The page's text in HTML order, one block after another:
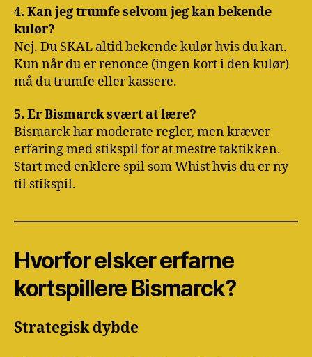
4. Kan jeg trumfe selvom jeg kan bekende
kulør?
Nej. Du SKAL altid bekende kulør hvis du kan.
Kun når du er renonce (ingen kort i den kulør)
må du trumfe eller kassere.
5. Er Bismarck svært at lære?
Bismarck har moderate regler, men kræver
erfaring med stikspil for at mestre taktikken.
Start med enklere spil som Whist hvis du er ny
til stikspil.
Hvorfor elsker erfarne
kortspillere Bismarck?
Strategisk dybde